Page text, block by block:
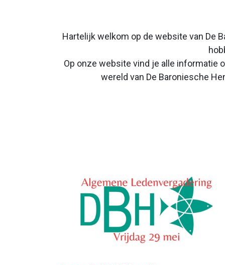
Hartelijk welkom op de website van De
Op onze website vind je alle informatie
wereld van De Baroniesche